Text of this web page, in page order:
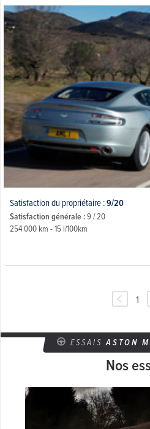
Satisfaction du propriétaire :9/20
Satisfaction générale :9 / 20
254 000 km - 15 l/100km
1
ESSAISASTON
Nos